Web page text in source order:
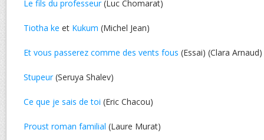
Le fils du professeur(Luc Chomarat)
Tiotha ke et Kukum (Michel Jean)
Et vous passerez comme des vents fous (Essai) (Clara Arnaud)
Stupeur(Seruya Shalev)
Ce que je sais de toi (Eric Chacou)
Proust roman familial (Laure Murat)